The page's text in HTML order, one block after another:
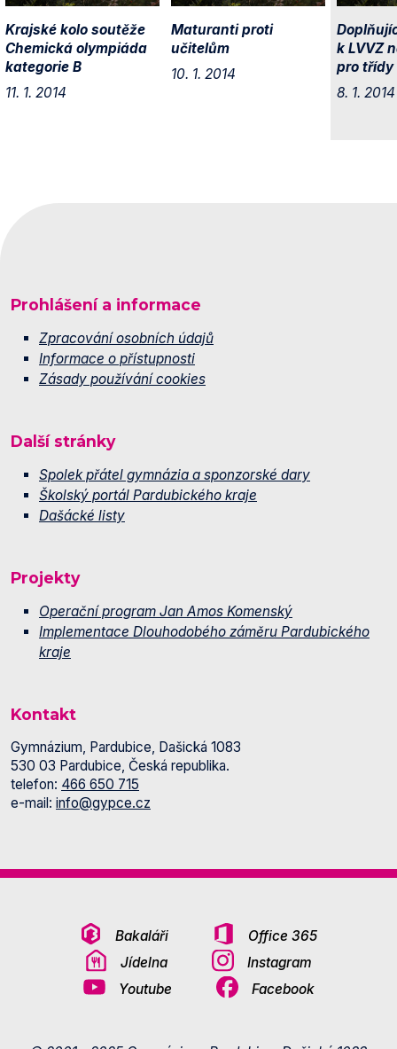
Krajské kolo soutěže
Chemická olympiáda
kategorie B
11. 1. 2014
Maturanti proti
učitelům
10. 1. 2014
k LVVZ
pro třídy
8. 1. 2014
Prohlášení a informace
Zpracování osobních údajů
Informace o přístupnosti
Zásady používání cookies
Další stránky
Spolek přátel gymnázia a sponzorské dary
Školský portál Pardubického kraje
Dašácké listy
Projekty
Operační program Jan Amos Komenský
Implementace Dlouhodobého záměru Pardubického
kraje
Kontakt
Gymnázium, Pardubice, Dašická 1083
530 03 Pardubice, Česká republika.
telefon: 466 650 715
e-mail: info@gypce.cz
Bakaláři
Office 365
Jídelna
Instagram
Youtube
Facebook